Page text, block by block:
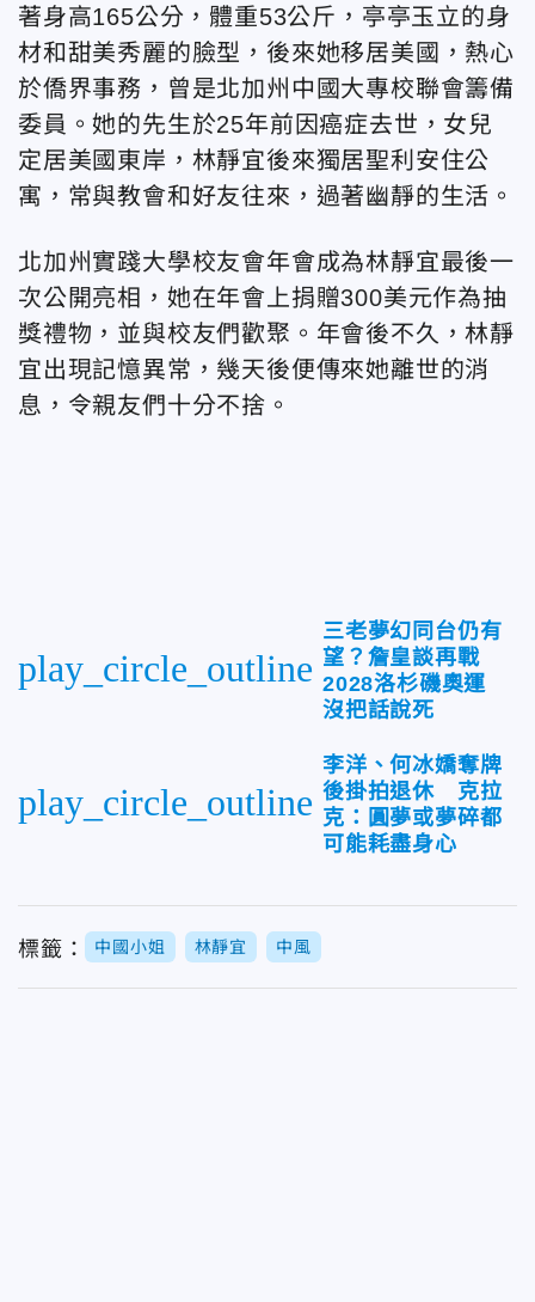
著身高165公分，體重53公斤，亭亭玉立的身
材和甜美秀麗的臉型，後來她移居美國，熱心
於僑界事務，曾是北加州中國大專校聯會籌備
委員。她的先生於25年前因癌症去世，女兒
定居美國東岸，林靜宜後來獨居聖利安住公
寓，常與教會和好友往來，過著幽靜的生活。
北加州實踐大學校友會年會成為林靜宜最後一
次公開亮相，她在年會上捐贈300美元作為抽
獎禮物，並與校友們歡聚。年會後不久，林靜
宜出現記憶異常，幾天後便傳來她離世的消
息，令親友們十分不捨。
play_circle_outline
三老夢幻同台仍有
望？詹皇談再戰
2028洛杉磯奧運
沒把話說死
play_circle_outline
李洋、何冰嬌奪牌
後掛拍退休 克拉
克：圓夢或夢碎都
可能耗盡身心
標籤： 中國小姐 林靜宜 中風